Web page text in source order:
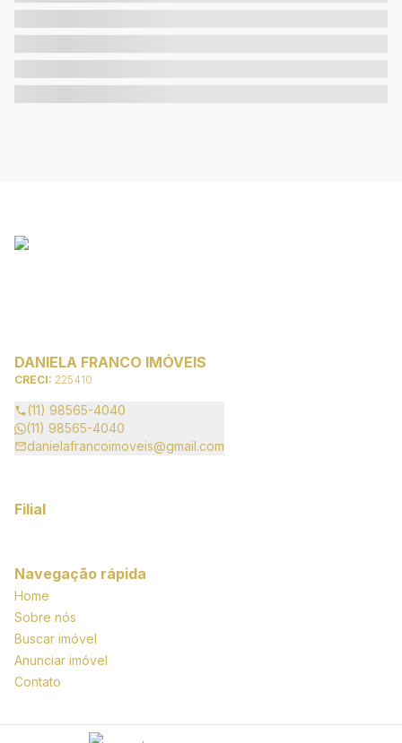
DANIELA FRANCO IMÓVEIS
CRECI: 225410
(11) 98565-4040
(11) 98565-4040
danielafrancoimoveis@gmail.com
Filial
Navegação rápida
Home
Sobre nós
Buscar imóvel
Anunciar imóvel
Contato